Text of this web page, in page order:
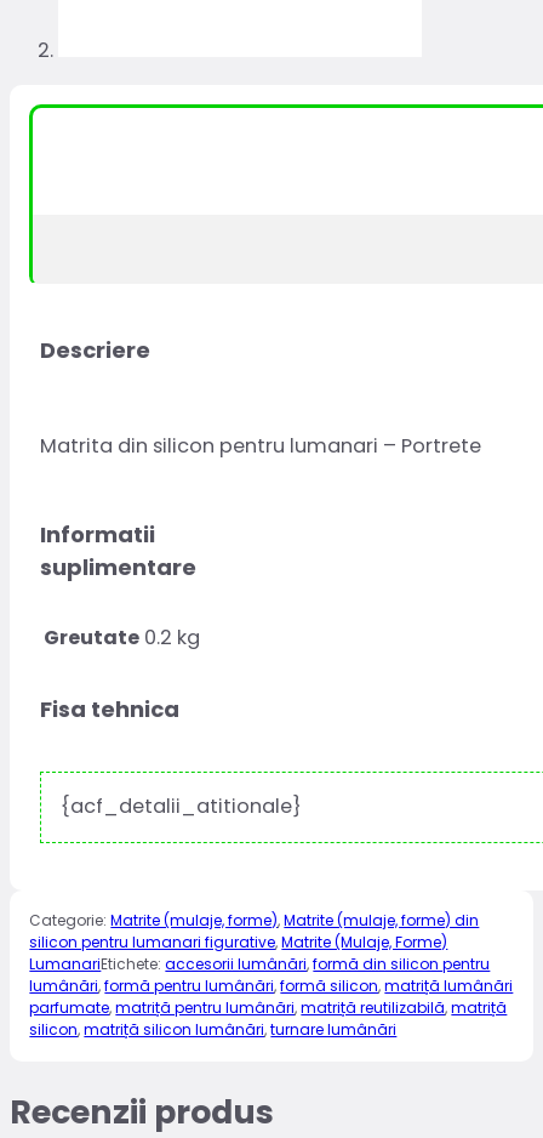
Descriere
Matrita din silicon pentru lumanari – Portrete
Informatii
suplimentare
Greutate 0.2 kg
Fisa tehnica
{acf_detalii_atitionale}
Categorie:Matrite (mulaje, forme),Matrite (mulaje, forme) din
silicon pentru lumanari figurative,Matrite (Mulaje, Forme)
LumanariEtichete:accesorii lumânări,formă din silicon pentru
lumânări,formă pentru lumânări,formă silicon,matriță lumânări
parfumate,matriță pentru lumânări,matriță reutilizabilă,matriță
silicon,matriță silicon lumânări,turnare lumânări
Recenzii produs